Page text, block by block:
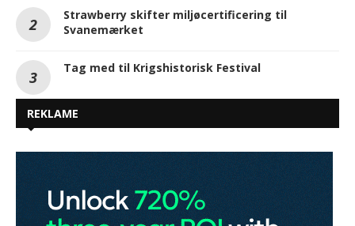
Strawberry skifter miljøcertificering til
Svanemærket
Tag med til Krigshistorisk Festival
REKLAME